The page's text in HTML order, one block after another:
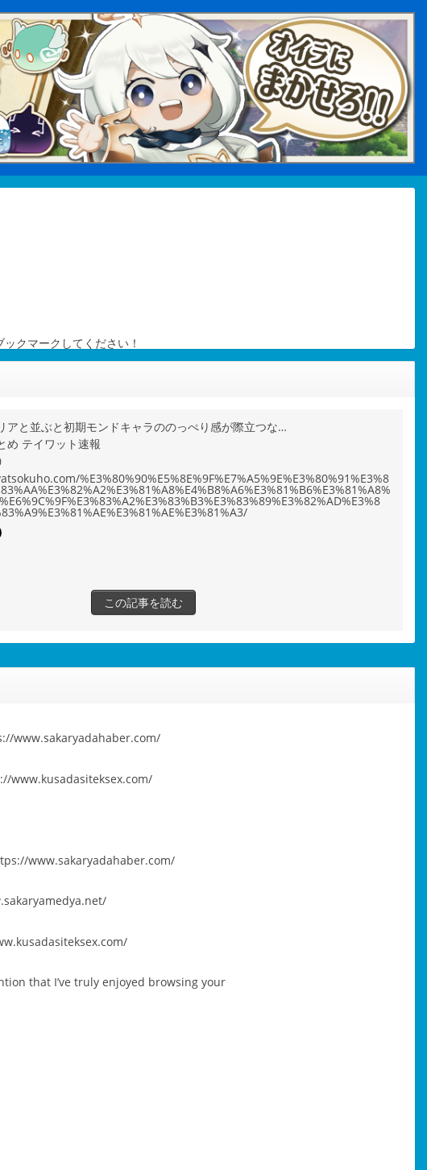
クマークしてください！
アと並ぶと初期モンドキャラののっぺり感が際立つな…
め テイワット速報
%E3%80%90%E5%8E%9F%E7%A5%9E%E3%80%91%E3%8
この記事を読む
www.sakaryadahaber.com/
www.kusadasiteksex.com/
www.sakaryadahaber.com/
that I’ve truly enjoyed browsing your